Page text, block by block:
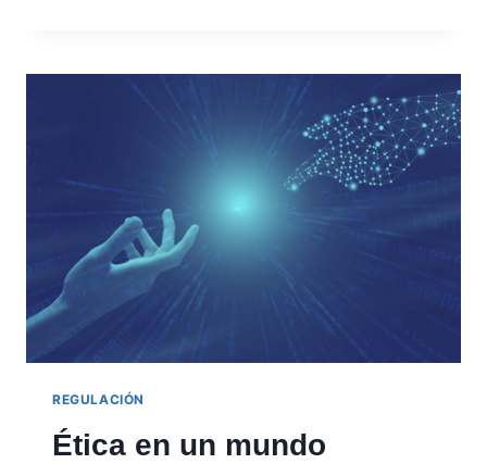
REGULACIÓN
Ética en un mundo